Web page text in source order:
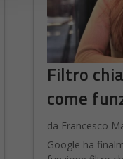
Filtro
come
da Francesco
Google ha